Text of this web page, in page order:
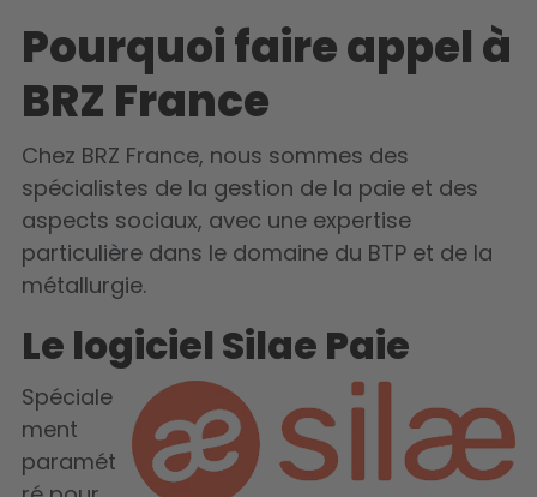
Pourquoi faire appel à
BRZ France
Chez BRZ France, nous sommes des
spécialistes de la gestion de la paie et des
aspects sociaux, avec une expertise
particulière dans le domaine du BTP et de la
métallurgie.
Le logiciel Silae Paie
Spéciale
ment
paramét